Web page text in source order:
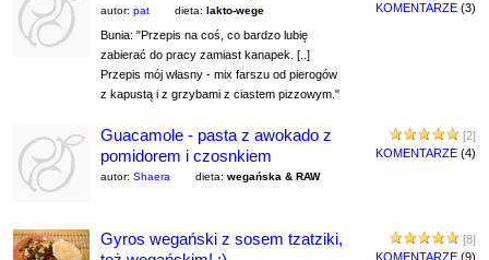
KOMENTARZE (3)
autor: pat dieta: lakto-wege
Bunia: "Przepis na coś, co bardzo lubię
zabierać do pracy zamiast kanapek. [..]
Przepis mój własny - mix farszu od pierogów
z kapustą i z grzybami z ciastem pizzowym."
[2]
KOMENTARZE (4)
Guacamole - pasta z awokado z
pomidorem i czosnkiem
autor: Shaera dieta: wegańska & RAW
[8]
KOMENTARZE (9)
Gyros wegański z sosem tzatziki,